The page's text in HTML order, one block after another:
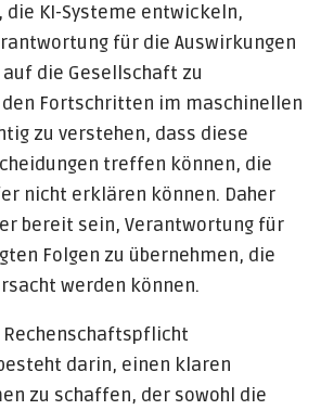
KI-Systeme entwickeln,
für die Auswirkungen
die Gesellschaft zu
Fortschritten im maschinellen
zu verstehen, dass diese
treffen können, die
nicht erklären können. Daher
bereit sein, Verantwortung für
Folgen zu übernehmen, die
werden können.
darin, einen klaren
zu schaffen, der sowohl die